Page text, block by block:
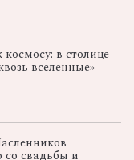
в столице
вселенные»
со свадьбы и